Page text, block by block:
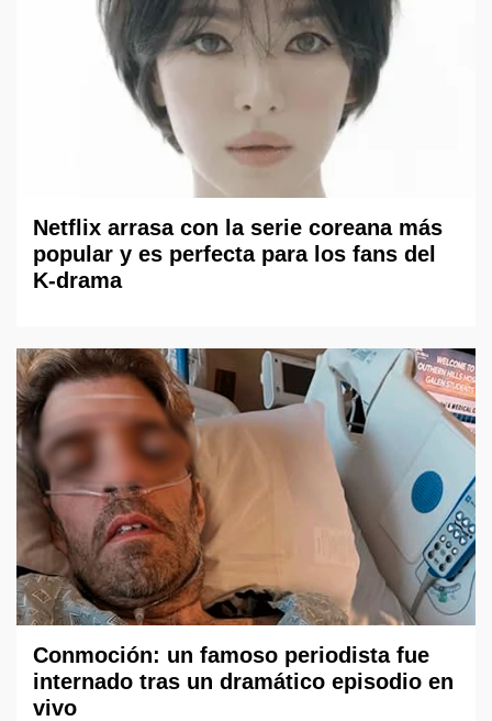
Netflix arrasa con la serie coreana más
popular y es perfecta para los fans del
K-drama
Conmoción: un famoso periodista fue
internado tras un dramático episodio en
vivo